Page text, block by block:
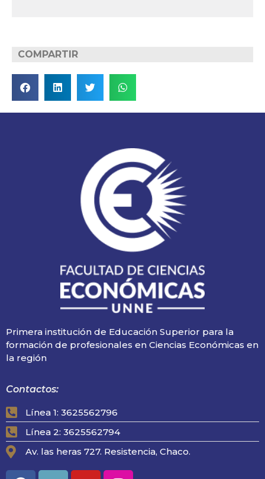
COMPARTIR
Primera institución de Educación Superior para la
formación de profesionales en Ciencias Económicas en
la región
Contactos:
Línea 1: 3625562796
Línea 2: 3625562794
Av. las heras 727. Resistencia, Chaco.